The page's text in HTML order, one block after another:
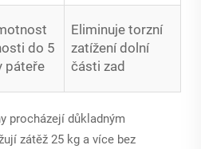
do 5
páteře
Eliminuje torzní
zatížení dolní
části zad
procházejí důkladným
zátěž 25 kg a více bez